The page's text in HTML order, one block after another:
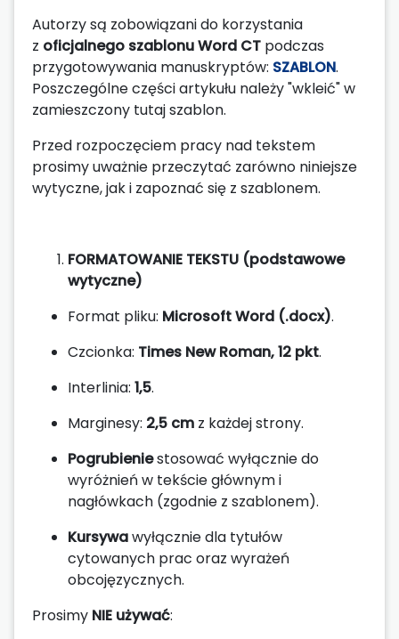
Autorzy są zobowiązani do korzystania
z oficjalnego szablonu Word CT podczas
przygotowywania manuskryptów: SZABLON.
Poszczególne części artykułu należy "wkleić" w
zamieszczony tutaj szablon.
Przed rozpoczęciem pracy nad tekstem
prosimy uważnie przeczytać zarówno niniejsze
wytyczne, jak i zapoznać się z szablonem.
FORMATOWANIE TEKSTU (podstawowe
wytyczne)
Format pliku: Microsoft Word (.docx).
Czcionka: Times New Roman, 12 pkt.
Interlinia: 1,5.
Marginesy: 2,5 cm z każdej strony.
Pogrubieniestosować wyłącznie do
wyróżnień w tekście głównym i
nagłówkach (zgodnie z szablonem).
Kursywawyłącznie dla tytułów
cytowanych prac oraz wyrażeń
obcojęzycznych.
Prosimy NIE używać: